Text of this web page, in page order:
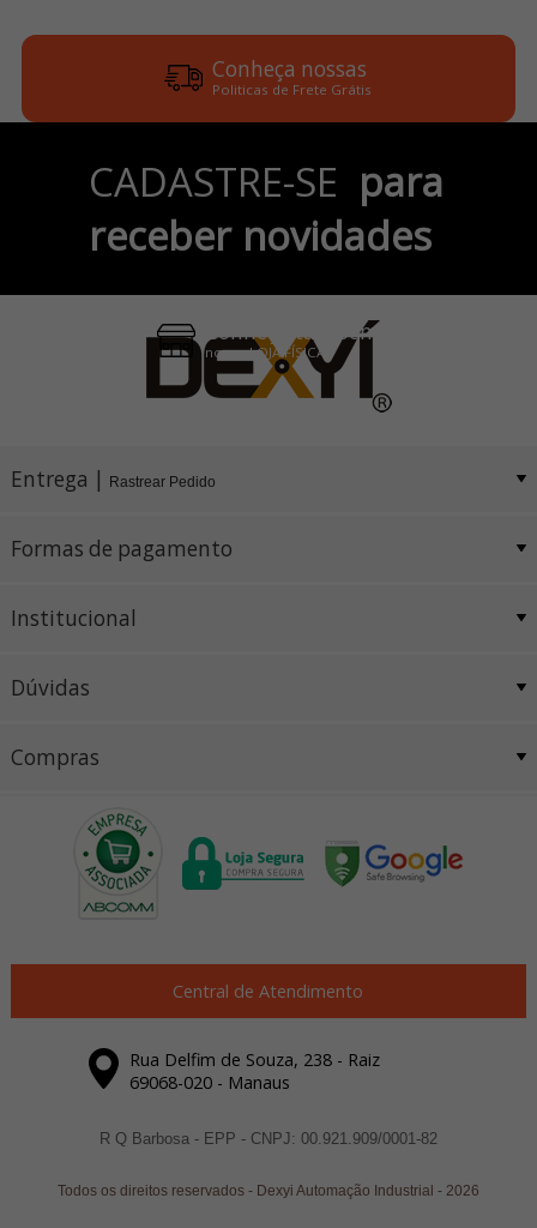
Conheça nossas
Politicas de Frete Grátis
no Cartão de Crédito
Pix e Boleto
Conheça também
nossa LOJA FÍSICA
CADASTRE-SE para
receber novidades
Entrega | Rastrear Pedido
Formas de pagamento
Institucional
Dúvidas
Compras
Central de Atendimento
Rua Delfim de Souza, 238 - Raiz
69068-020 - Manaus
R Q Barbosa - EPP - CNPJ: 00.921.909/0001-82
Todos os direitos reservados -Dexyi Automação Industrial -2026